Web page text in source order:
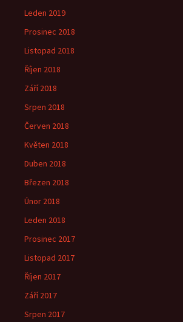
Leden 2019
Prosinec 2018
Listopad 2018
Říjen 2018
Září 2018
Srpen 2018
Červen 2018
Květen 2018
Duben 2018
Březen 2018
Únor 2018
Leden 2018
Prosinec 2017
Listopad 2017
Říjen 2017
Září 2017
Srpen 2017